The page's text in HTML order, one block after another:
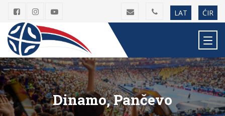
LAT ĆIR
Dinamo, Pančevo